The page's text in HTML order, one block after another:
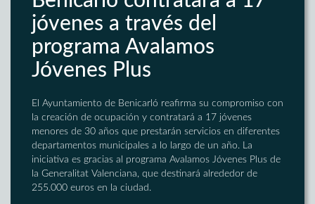
jóvenes a través del
programa Avalamos
Jóvenes Plus
El Ayuntamiento de Benicarló reafirma su compromiso con
la creación de ocupación y contratará a 17 jóvenes
menores de 30 años que prestarán servicios en diferentes
departamentos municipales a lo largo de un año. La
iniciativa es gracias al programa Avalamos Jóvenes Plus de
la Generalitat Valenciana, que destinará alrededor de
255.000 euros en la ciudad.